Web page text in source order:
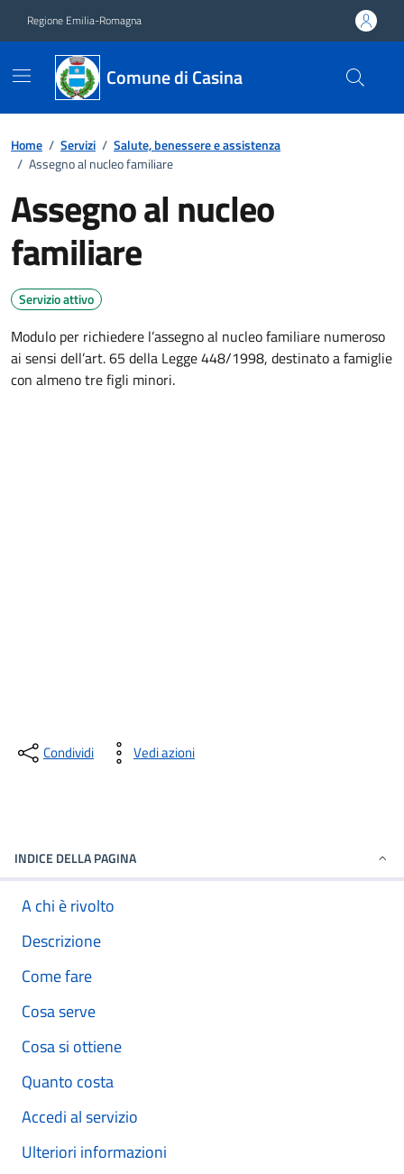
Regione Emilia-Romagna
Comune di Casina
Home / Servizi / Salute, benessere e assistenza
/ Assegno al nucleo familiare
Assegno al nucleo
familiare
Servizio attivo
Modulo per richiedere l’assegno al nucleo familiare numeroso
ai sensi dell’art. 65 della Legge 448/1998, destinato a famiglie
con almeno tre figli minori.
Condividi Vedi azioni
INDICE DELLA PAGINA
A chi è rivolto
Descrizione
Come fare
Cosa serve
Cosa si ottiene
Quanto costa
Accedi al servizio
Ulteriori informazioni